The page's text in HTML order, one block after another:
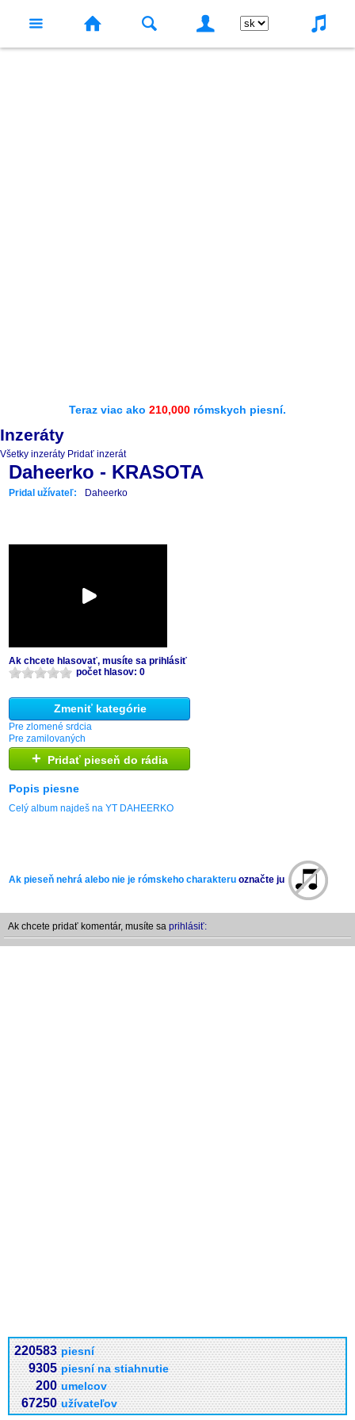
Teraz viac ako 210,000 rómskych piesní.
Inzeráty
Všetky inzeráty Pridať inzerát
Daheerko - KRASOTA
Pridal užívateľ: Daheerko
Ak chcete hlasovať, musíte sa prihlásiť
počet hlasov: 0
Zmeniť kategórie
Pre zlomené srdcia
Pre zamilovaných
+ Pridať pieseň do rádia
Popis piesne
Celý album najdeš na YT DAHEERKO
Ak pieseň nehrá alebo nie je rómskeho charakteru označte ju
Ak chcete pridať komentár, musíte sa prihlásiť:
220583 piesní
9305 piesní na stiahnutie
200 umelcov
67250 užívateľov